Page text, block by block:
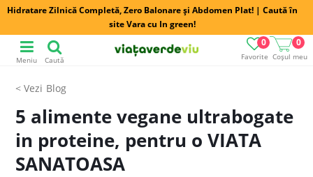
Hidratare Zilnică Completă, Zero Balonare și Abdomen Plat! | Caută în
site Vara cu In green!
Favorite
0
Coșul meu
0
Meniu Caută
Blog
5 alimente vegane ultrabogate
in proteine, pentru o VIATA
SANATOASA